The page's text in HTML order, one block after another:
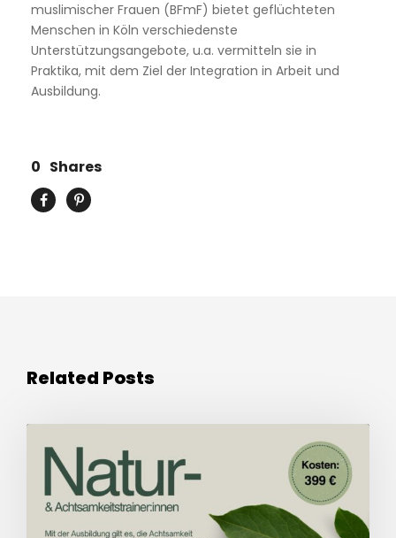
muslimischer Frauen (BFmF) bietet geflüchteten
Menschen in Köln verschiedenste
Unterstützungsangebote, u.a. vermitteln sie in
Praktika, mit dem Ziel der Integration in Arbeit und
Ausbildung.
0 Shares
Related Posts